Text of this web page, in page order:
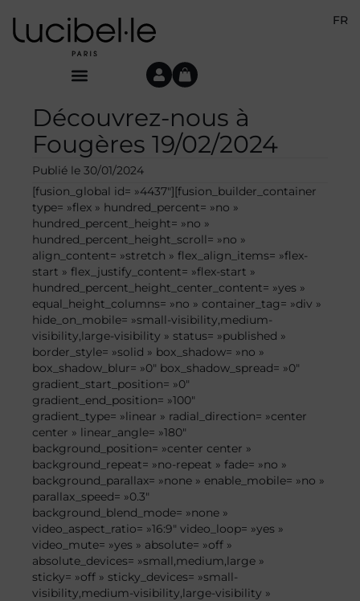
FR
Découvrez-nous à
Fougères 19/02/2024
Publié le 30/01/2024
[fusion_global id= »4437″][fusion_builder_container
type= »flex » hundred_percent= »no »
hundred_percent_height= »no »
hundred_percent_height_scroll= »no »
align_content= »stretch » flex_align_items= »flex-
start » flex_justify_content= »flex-start »
hundred_percent_height_center_content= »yes »
equal_height_columns= »no » container_tag= »div »
hide_on_mobile= »small-visibility,medium-
visibility,large-visibility » status= »published »
border_style= »solid » box_shadow= »no »
box_shadow_blur= »0″ box_shadow_spread= »0″
gradient_start_position= »0″
gradient_end_position= »100″
gradient_type= »linear » radial_direction= »center
center » linear_angle= »180″
background_position= »center center »
background_repeat= »no-repeat » fade= »no »
background_parallax= »none » enable_mobile= »no »
parallax_speed= »0.3″
background_blend_mode= »none »
video_aspect_ratio= »16:9″ video_loop= »yes »
video_mute= »yes » absolute= »off »
absolute_devices= »small,medium,large »
sticky= »off » sticky_devices= »small-
visibility,medium-visibility,large-visibility »